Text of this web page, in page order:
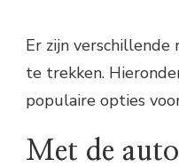
Er zijn verschillende
te trekken.
populaire opties
Met de auto